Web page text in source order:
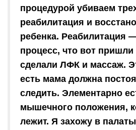
процедурой убиваем
реабилитация и
ребенка. Реабилитация
процесс, что вот пришли
сделали ЛФК и массаж.
есть мама должна
следить. Элементарно
мышечного положения,
лежит. Я захожу в